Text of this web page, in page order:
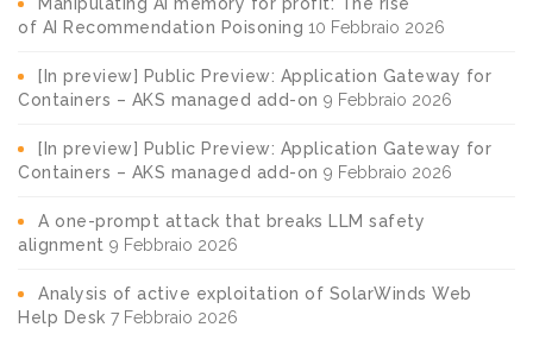
of AI Recommendation Poisoning 10 Febbraio 2026
[In preview] Public Preview: Application Gateway for
Containers – AKS managed add-on 9 Febbraio 2026
[In preview] Public Preview: Application Gateway for
Containers – AKS managed add-on 9 Febbraio 2026
A one-prompt attack that breaks LLM safety
alignment 9 Febbraio 2026
Analysis of active exploitation of SolarWinds Web
Help Desk 7 Febbraio 2026